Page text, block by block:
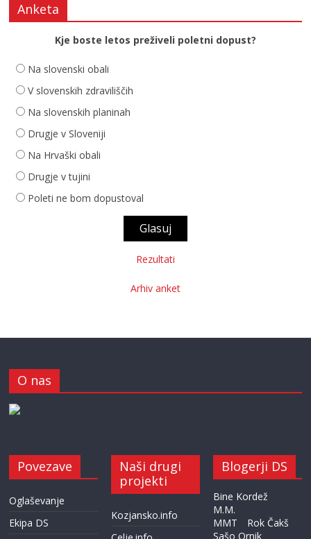
Anketa
Kje boste letos preživeli poletni dopust?
Na slovenski obali
V slovenskih zdraviliščih
Na slovenskih planinah
Drugje v Sloveniji
Na Hrvaški obali
Drugje v tujini
Poleti ne bom dopustoval
Rezultati
Arhiv anket
O nas
Povezave
Oglaševanje
Ekipa DS
Naši drugi
projekti
Kozjansko.info
Blogerji DS
Bine Kordež
M.M.
MMT
Rok Čakš
Sašo Ornik